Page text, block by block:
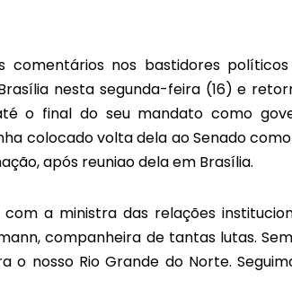
comentários nos bastidores
nesta segunda-feira (16) e
o final do seu mandato como
colocado volta dela ao Senado
após reuniao dela em Brasília.
a ministra das relações
companheira de tantas lutas.
nosso Rio Grande do Norte.